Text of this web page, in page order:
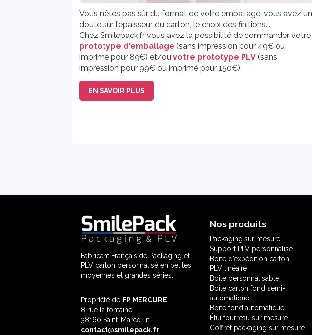
Vous n’êtes pas sûr du format de votre emballage, vous avez un
doute sur l’épaisseur du carton, le choix des finitions...
Chez Smilepack.fr vous avez la possibilité de commander votre
prototype d'emballage (sans impression pour 49€ ou
imprimé pour 89€) et/ouvotre prototype PLV (sans
impression pour 99€ ou imprimé pour 150€).
EN SAVOIR PLUS
Fabricant Français de Packaging et
PLV carton personnalisé en petites,
moyennes et grandes séries.
Propriété de FP MERCURE
8 rue la fontaine
38160 Saint-Marcellin
contact@smilepack.fr
Nos produits
Packaging sur mesure
Support PLV personnalisé
Boîte d’expédition carton
PLV linéaire
Boîte personnalisable
Boîte carton fond semi-
automatique
Boîte fond automatique
Étui fourreau sur mesure
Coffret packaging sur mesure